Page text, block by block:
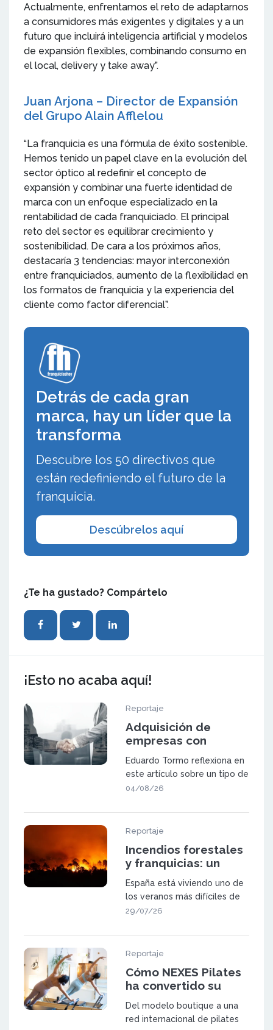
Actualmente, enfrentamos el reto de adaptarnos
a consumidores más exigentes y digitales y a un
futuro que incluirá inteligencia artificial y modelos
de expansión flexibles, combinando consumo en
el local, delivery y take away”.
Juan Arjona – Director de Expansión
del Grupo Alain Afflelou
“La franquicia es una fórmula de éxito sostenible.
Hemos tenido un papel clave en la evolución del
sector óptico al redefinir el concepto de
expansión y combinar una fuerte identidad de
marca con un enfoque especializado en la
rentabilidad de cada franquiciado. El principal
reto del sector es equilibrar crecimiento y
sostenibilidad. De cara a los próximos años,
destacaría 3 tendencias: mayor interconexión
entre franquiciados, aumento de la flexibilidad en
los formatos de franquicia y la experiencia del
cliente como factor diferencial”.
Detrás de cada gran
marca, hay un líder que la
transforma
Descubre los 50 directivos que
están redefiniendo el futuro de la
franquicia.
Descúbrelos aquí
¿Te ha gustado? Compártelo
¡Esto no acaba aquí!
Reportaje
Adquisición de
empresas con
potencial de
expansión mediante
franquicia
Eduardo Tormo reflexiona en
este artículo sobre un tipo de
oportunidad que va a ganar
04/08/26
Reportaje
Incendios forestales
y franquicias: un
sector a prueba
España está viviendo uno de
los veranos más difíciles de
las últimas décadas. Los in
29/07/26
Reportaje
Cómo NEXES Pilates
ha convertido su
metodología en una
red de 23 centros en
España y Suiza
Del modelo boutique a una
red internacional de pilates